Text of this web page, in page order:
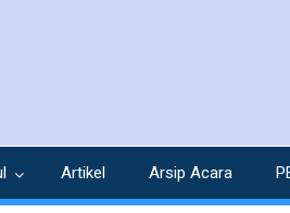
Artikel Arsip Acara